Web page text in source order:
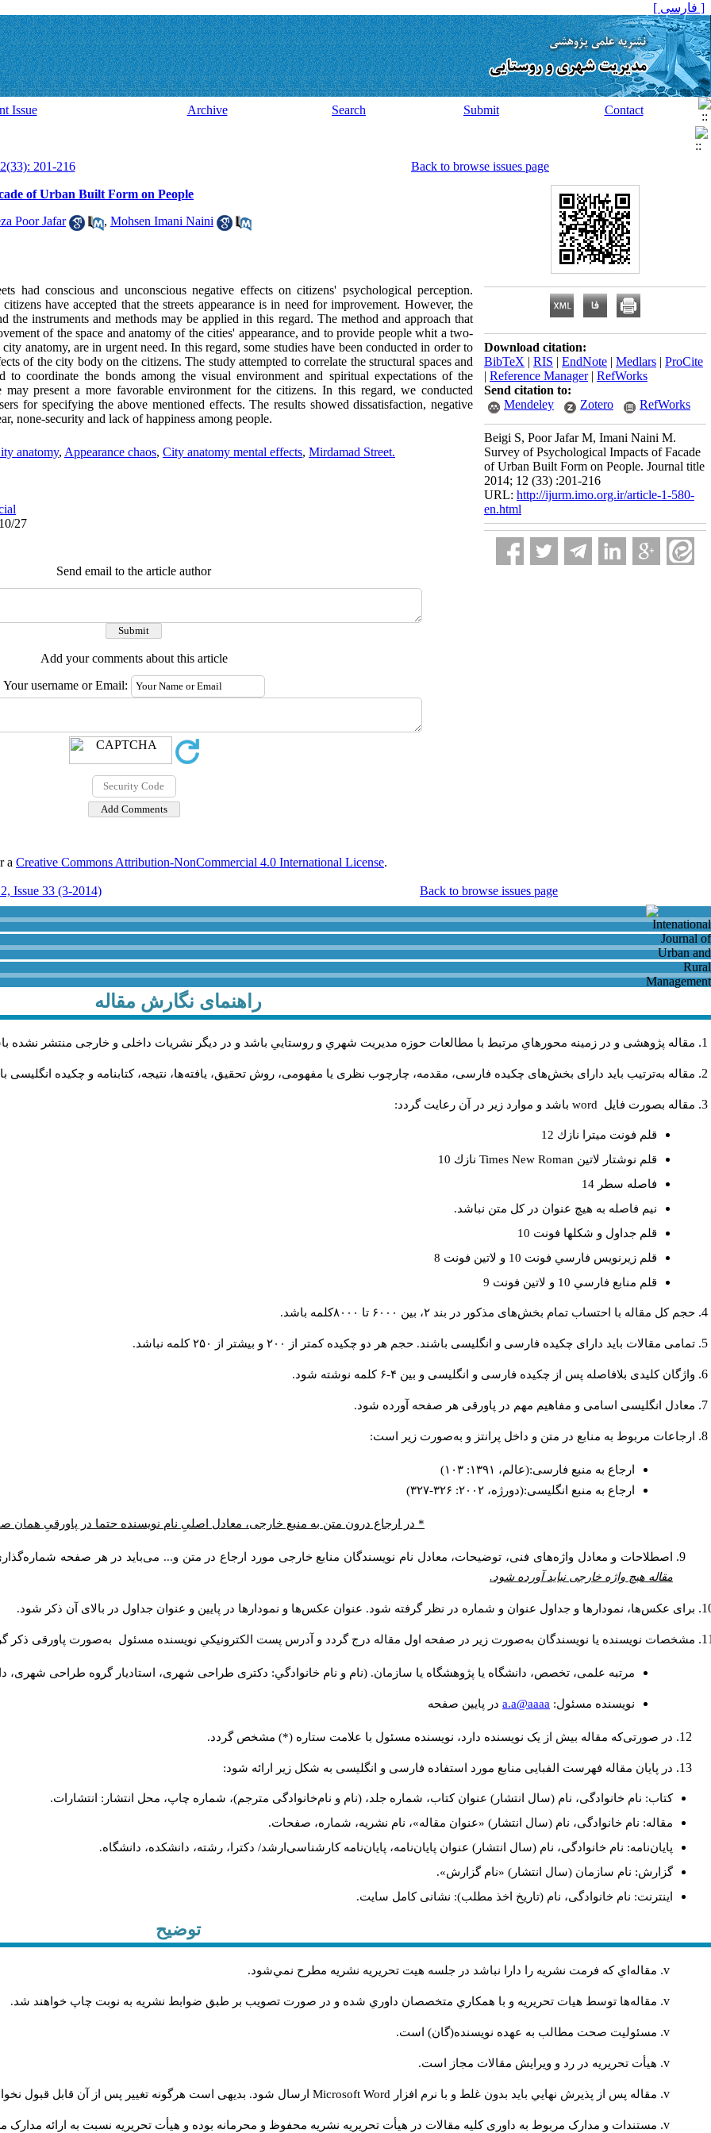
[ فارسی ]
Issue Archive Search Submit Contact
201-216 Back to browse issues page
of Urban Built Form on People
Poor Jafar , Mohsen Imani Naini
had conscious and unconscious negative effects on citizens' psychological perception.
have accepted that the streets appearance is in need for improvement. However, the
the instruments and methods may be applied in this regard. The method and approach that
of the space and anatomy of the cities' appearance, and to provide people whit a two-
anatomy, are in urgent need. In this regard, some studies have been conducted in order to
of the city body on the citizens. The study attempted to correlate the structural spaces and
to coordinate the bonds among the visual environment and spiritual expectations of the
present a more favorable environment for the citizens. In this regard, we conducted
for specifying the above mentioned effects. The results showed dissatisfaction, negative
none-security and lack of happiness among people.
anatomy, Appearance chaos, City anatomy mental effects, Mirdamad Street.
27
Send email to the article author
Add your comments about this article
Your username or Email:
Download citation:
BibTeX | RIS | EndNote | Medlars | ProCite
| Reference Manager| RefWorks
Send citation to:
Mendeley
Zotero RefWorks
Beigi S, Poor Jafar M, Imani Naini M.
Survey of Psychological Impacts of Facade
of Urban Built Form on People. Journal title
2014; 12 (33) :201-216
URL: http://ijurm.imo.org.ir/article-1-580-
en.html
a Creative Commons Attribution-NonCommercial 4.0 International License.
Issue 33 (3-2014) Back to browse issues page
راهنمای نگارش مقاله
مقاله پژوهشی و در زمینه محورهاي مرتبط با مطالعات حوزه مديريت شهري و روستايي باشد و در دیگر نشریات داخلی و خارجی منتشر نشده
مقاله به‌ترتیب باید دارای بخش‌های چکیده فارسی، مقدمه، چارچوب نظری یا مفهومی، روش تحقیق، یافته‌ها، نتیجه، کتابنامه و چکیده انگلیسی
مقاله بصورت فايل word باشد و موارد زير در آن رعايت گردد:
قلم فونت ميترا نازك 12
قلم نوشتار لاتين Times New Roman نازك 10
فاصله سطر 14
نيم فاصله به هيچ عنوان در كل متن نباشد.
قلم جداول و شكلها فونت 10
قلم زيرنويس فارسي فونت 10 و لاتين فونت 8
قلم منابع فارسي 10 و لاتين فونت 9
حجم کل مقاله با احتساب تمام بخش‌های مذکور در بند ۲، بین ۶۰۰۰ تا ۸۰۰۰کلمه باشد.
تمامی مقالات باید دارای چکیده فارسی و انگلیسی باشند. حجم هر دو چکیده کمتر از ۲۰۰ و بیشتر از ۲۵۰ کلمه نباشد.
واژگان کلیدی بلافاصله پس از چکیده فارسی و انگلیسی و بین ۴-۶ کلمه نوشته شود.
معادل انگلیسی اسامی و مفاهیم مهم در پاورقی هر صفحه آورده شود.
ارجاعات مربوط به منابع در متن و داخل پرانتز و به‌صورت زیر است:
ارجاع به منبع فارسی:(عالم، ۱۳۹۱: ۱۰۳)
ارجاع به منبع انگلیسی:(دورژه، ۲۰۰۲: ۳۲۶-۳۲۷)
* در ارجاع درون متن به منبع خارجی، معادل اصلیِ نام نویسنده حتما در پاورقیِ همان
اصطلاحات و معادل واژه‌های فنی، توضیحات، معادل نام نویسندگان منابع خارجی مورد ارجاع در متن و... می‌باید در هر صفحه
مقاله هیچ واژه خارجی نباید آورده شود.
برای عکس‌ها، نمودارها و جداول عنوان و شماره در نظر گرفته شود. عنوان عکس‌ها و نمودارها در پایین و عنوان جداول در بالای آن ذکر شود.
مشخصات نویسنده یا نویسندگان به‌صورت زیر در صفحه اول مقاله درج گردد و آدرس پست الكترونيكي نويسنده مسئول به‌صورت پاورقی ذکر
مرتبه علمی، تخصص، دانشگاه یا پژوهشگاه یا سازمان. (نام و نام خانوادگي: دکتری طراحی شهری، استادیار گروه طراحی شهری،
نويسنده مسئول: a.a@aaaa در پايين صفحه
در صورتی‌که مقاله بیش از یک نویسنده دارد، نویسنده مسئول با علامت ستاره (*) مشخص گردد.
در پایان مقاله فهرست الفبایی منابع مورد استفاده فارسی و انگلیسی به شکل زیر ارائه شود:
کتاب: نام خانوادگی، نام (سال انتشار) عنوان کتاب، شماره جلد، (نام و نام‌خانوادگی مترجم)، شماره چاپ، محل انتشار: انتشارات.
مقاله: نام خانوادگی، نام (سال انتشار) «عنوان مقاله»، نام نشریه، شماره، صفحات.
پایان‌نامه: نام خانوادگی، نام (سال انتشار) عنوان پایان‌نامه، پایان‌نامه کارشناسی‌ارشد/ دکترا، رشته، دانشکده، دانشگاه.
گزارش: نام سازمان (سال انتشار) «نام گزارش».
اینترنت: نام خانوادگی، نام (تاریخ اخذ مطلب): نشانی کامل سایت.
توضیح
مقاله‌اي كه فرمت نشريه را دارا نباشد در جلسه هيت تحريريه نشريه مطرح نمي‌شود.
مقاله‌ها توسط هیات تحريريه و با همکاري متخصصان داوري شده و در صورت تصويب بر طبق ضوابط نشريه به نوبت چاپ خواهند شد.
مسئوليت صحت مطالب به عهده نويسنده(گان) است.
هيأت تحريريه در رد و ويرايش مقالات مجاز است.
مقاله پس از پذيرش نهايي باید بدون غلط و با نرم افزار Microsoft Word ارسال شود. بدیهی است هرگونه تغییر پس از آن قابل قبول
مستندات و مدارک مربوط به داوری کلیه مقالات در هیأت تحریریه نشریه محفوظ و محرمانه بوده و هیأت تحریریه نسبت به ارائه مدارک